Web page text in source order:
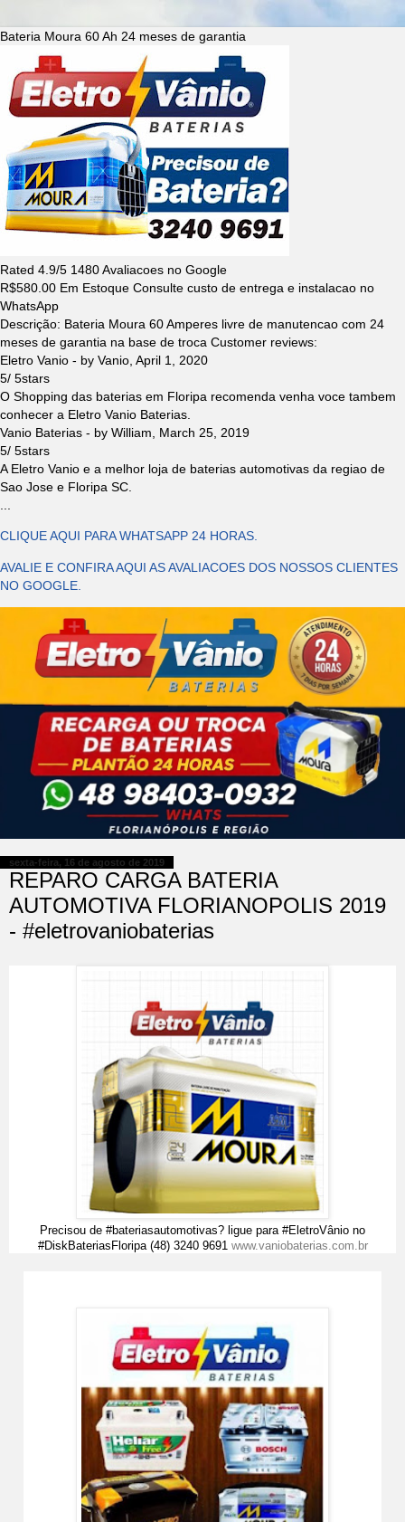
Bateria Moura 60 Ah 24 meses de garantia
Rated 4.9/5 1480Avaliacoes no Google
R$580.00 Em Estoque Consulte custo de entrega e instalacao no
WhatsApp
Descrição: Bateria Moura 60 Amperes livre de manutencao com 24
meses de garantia na base de troca Customer reviews:
Eletro Vanio - by Vanio April 1, 2020
5/ 5stars
O Shopping das baterias em Floripa recomenda venha voce tambem
conhecer a Eletro Vanio Baterias.
Vanio Baterias - by William
March 25, 2019
5/ 5stars
A Eletro Vanio e a melhor loja de baterias automotivas da regiao de
Sao Jose e Floripa SC.
CLIQUE AQUI PARA WHATSAPP 24 HORAS.
AVALIE E CONFIRA AQUI AS AVALIACOES DOS NOSSOS CLIENTES
NO GOOGLE.
sexta-feira, 16 de agosto de 2019
REPARO CARGA BATERIA
AUTOMOTIVA FLORIANOPOLIS 2019
- #eletrovaniobaterias
Precisou de #bateriasautomotivas? ligue para #EletroVânio no
#DiskBateriasFloripa (48) 3240 9691 www.vaniobaterias.com.br